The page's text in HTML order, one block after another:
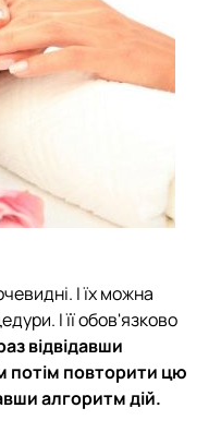
І їх можна
І її обов'язково
відвідавши
потім повторити цю
алгоритм дій.